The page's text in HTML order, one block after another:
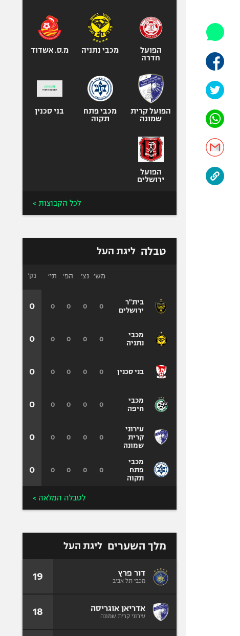
אופניים
ספורט מוטורי
כדורמים
בייסבול MLB
ספורט אתגרי
אומנויות לחימה
הפועל
חדרה
מכבי נתניה מ.ס. אשדוד
הפועל קרית
שמונה
מכבי פתח
תקוה
בני סכנין
הפועל
ירושלים
לכל הקבוצות >
טבלה ליגת העל
בית"ר
ירושלים
מכבי
נתניה
בני סכנין
מכבי
חיפה
עירוני
קרית
שמונה
מכבי
פתח
תקוה
מש׳ נצ׳ הפ׳ תי׳
0
0
0
0
0
0
0
0
0
0
0
0
0
0
0
0
0
0
0
0
0
0
0
0
נק׳
0
0
0
0
0
0
לטבלה המלאה >
מלך השערים ליגת העל
דור פרץ
מכבי תל אביב 19
אדריאן אוגריסה
עירוני קרית שמונה 18